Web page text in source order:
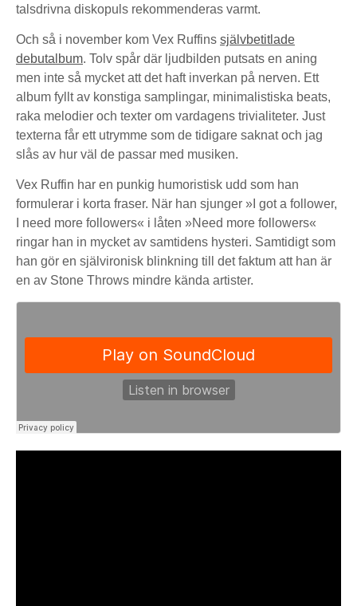
talsdrivna diskopuls rekommenderas varmt.
Och så i november kom Vex Ruffins självbetitlade
debutalbum. Tolv spår där ljudbilden putsats en aning
men inte så mycket att det haft inverkan på nerven. Ett
album fyllt av konstiga samplingar, minimalistiska beats,
raka melodier och texter om vardagens trivialiteter. Just
texterna får ett utrymme som de tidigare saknat och jag
slås av hur väl de passar med musiken.
Vex Ruffin har en punkig humoristisk udd som han
formulerar i korta fraser. När han sjunger »I got a follower,
I need more followers« i låten »Need more followers«
ringar han in mycket av samtidens hysteri. Samtidigt som
han gör en självironisk blinkning till det faktum att han är
en av Stone Throws mindre kända artister.